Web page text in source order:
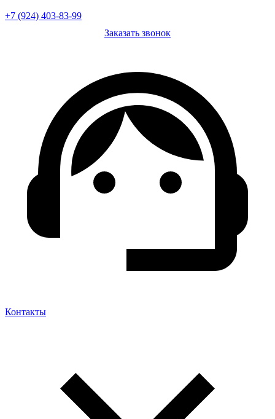
+7 (924) 403-83-99
Заказать звонок
Контакты